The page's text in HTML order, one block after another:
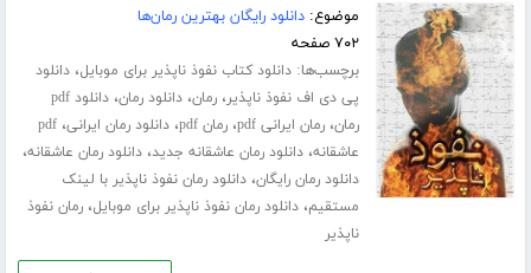
موضوع:دانلود رایگان بهترین رمان‌ها
۷۰۲ صفحه
برچسب‌ها:دانلود کتاب نفوذ ناپذیر برای موبایل،دانلود
پی دی اف نفوذ ناپذیر،رمان،دانلود رمان،
دانلود pdf
رمان،رمان ایرانی pdf ،رمان pdf ،دانلود رمان ایرانی،pdf
عاشقانه،دانلود رمان عاشقانه جدید،دانلود رمان عاشقانه،
دانلود رمان رایگان،دانلود رمان نفوذ ناپذیر با لینک
مستقیم،دانلود رمان نفوذ ناپذیر برای موبایل،رمان نفوذ
ناپذیر